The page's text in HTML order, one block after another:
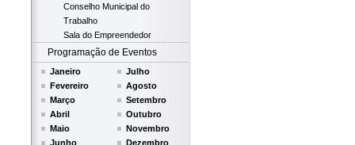
Conselho Municipal do
Trabalho
Sala do Empreendedor
Programação de Eventos
Janeiro
Fevereiro
Março
Abril
Maio
Junho
Julho
Agosto
Setembro
Outubro
Novembro
Dezembro